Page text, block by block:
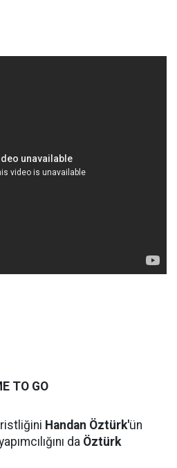
TO GO
Handan Öztürk'ün
da Öztürk